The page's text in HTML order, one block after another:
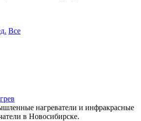
Все
нагреватели и инфракрасные
в Новосибирске.